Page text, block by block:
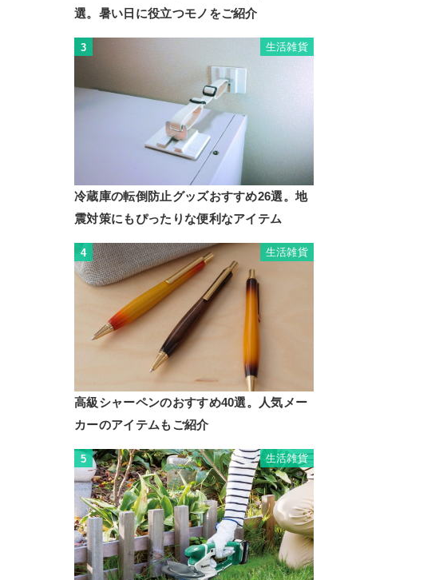
選。暑い日に役立つモノをご紹介
3 生活雑貨
冷蔵庫の転倒防止グッズおすすめ26選。地
震対策にもぴったりな便利なアイテム
4 生活雑貨
高級シャーペンのおすすめ40選。人気メー
カーのアイテムもご紹介
5 生活雑貨